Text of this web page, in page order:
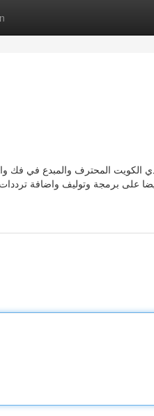
الكويت المحترف والمبدع في فك
على برمجة وتوليف واضافة ترددات